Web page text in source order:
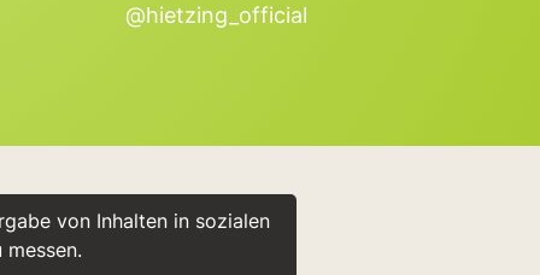
von Inhalten in sozialen
@hietzing_official